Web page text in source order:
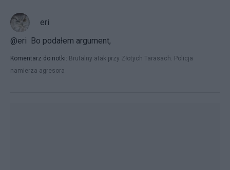
eri
@eri Bo podałem argument,
Komentarz do notki: Brutalny atak przy Złotych Tarasach. Policja
namierza agresora